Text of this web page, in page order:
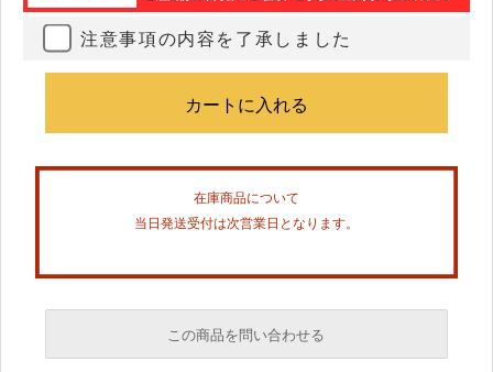
注意事項の内容を了承しました
在庫商品について
当日発送受付は次営業日となります。
この商品を問い合わせる